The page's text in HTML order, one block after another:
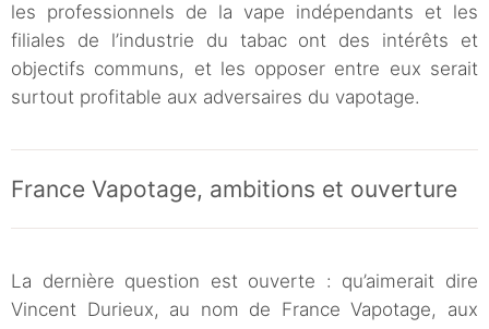
les professionnels de la vape indépendants et les
filiales de l’industrie du tabac ont des intérêts et
objectifs communs, et les opposer entre eux serait
surtout profitable aux adversaires du vapotage.
France Vapotage, ambitions et ouverture
La dernière question est ouverte : qu’aimerait dire
Vincent Durieux, au nom de France Vapotage, aux